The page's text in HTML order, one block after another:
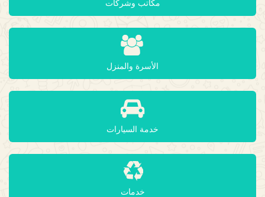
مكاتب وشركات
الأسرة والمنزل
خدمة السيارات
خدمات